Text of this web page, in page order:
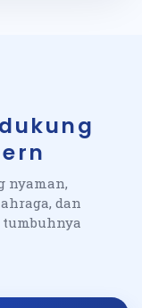
nyaman,
dan